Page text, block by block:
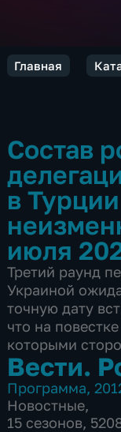
Главная
Состав
в
июля
Третий раунд
Украиной
точную дату
что на
которыми
Вести.
Программа,
Новостные,
15 сезонов,